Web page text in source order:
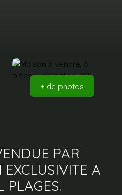
+ de photos
PAR
EXCLUSIVITE A
PLAGES.